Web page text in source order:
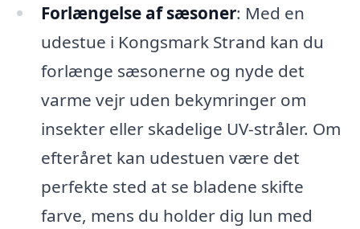
Forlængelse af sæsoner: Med en
udestue i Kongsmark Strand kan du
forlænge sæsonerne og nyde det
varme vejr uden bekymringer om
insekter eller skadelige UV-stråler. Om
efteråret kan udestuen være det
perfekte sted at se bladene skifte
farve, mens du holder dig lun med